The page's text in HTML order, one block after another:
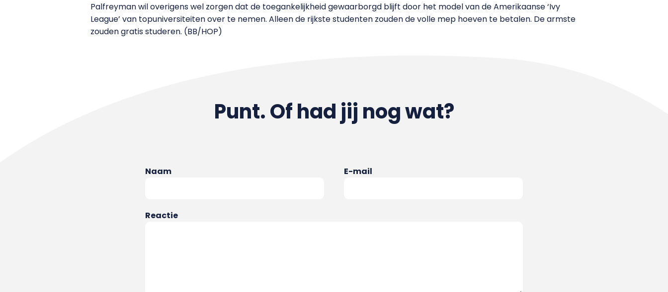
Palfreyman wil overigens wel zorgen dat de toegankelijkheid gewaarborgd blijft door het model van de Amerikaanse ‘Ivy
League’ van topuniversiteiten over te nemen. Alleen de rijkste studenten zouden de volle mep hoeven te betalen. De armste
zouden gratis studeren. (BB/HOP)
Punt. Of had jij nog wat?
Naam E-mail
Reactie